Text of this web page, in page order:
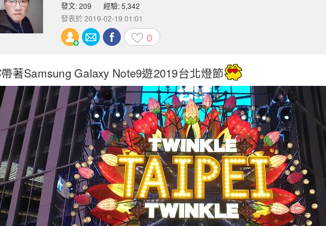
發文: 209
經驗: 5,342
發表於 2019-02-19 01:01
0
帶著Samsung Galaxy Note9遊2019台北燈節